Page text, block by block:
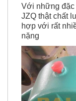
Với những đặc
JZQ thật chất
hợp với rất
nặng